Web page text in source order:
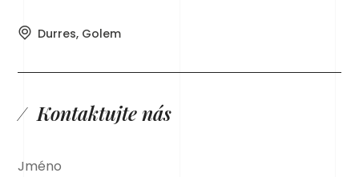
Durres, Golem
Kontaktujte nás
Jméno